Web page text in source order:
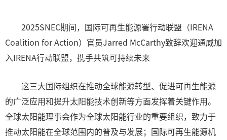
2025SNEC期间，国际可再生能源署行动联盟（IRENA
Coalition for Action）官员Jarred McCarthy致辞欢迎通威加
入IRENA行动联盟，携手共筑可持续未来
这三大国际组织在推动全球能源转型、促进可再生能源
的广泛应用和提升太阳能技术创新等方面发挥着关键作用。
全球太阳能理事会作为全球太阳能行业的重要组织，致力于
推动太阳能在全球范围内的普及与发展；国际可再生能源机